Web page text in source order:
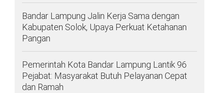
Bandar Lampung Jalin Kerja Sama dengan
Kabupaten Solok, Upaya Perkuat Ketahanan
Pangan
Pemerintah Kota Bandar Lampung Lantik 96
Pejabat: Masyarakat Butuh Pelayanan Cepat
dan Ramah